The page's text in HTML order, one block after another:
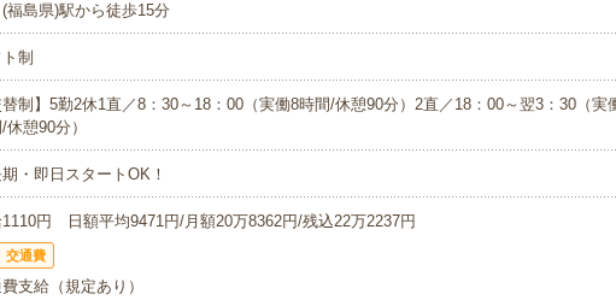
福島県)駅から徒歩15分
制
替制】5勤2休1直／8：30～18：00（実働8時間/休憩90分）2直／18：00～翌3：30（実
休憩90分）
期・即日スタートOK！
1110円 日額平均9471円/月額20万8362円/残込22万2237円
交通費
支給（規定あり）